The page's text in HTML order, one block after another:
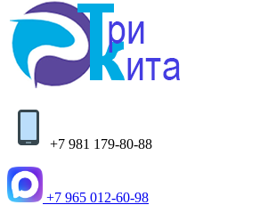
+7 981 179-80-88
+7 965 012-60-98